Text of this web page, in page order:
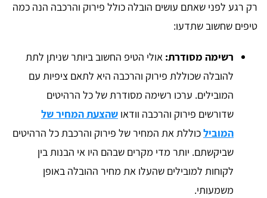
רק רגע לפני שאתם עושים הובלה כולל פירוק והרכבה הנה כמה
טיפים שחשוב שתדעו:
רשימה מסודרת: אולי הטיפ החשוב ביותר שניתן לתת
להובלה שכוללת פירוק והרכבה היא לתאם ציפיות עם
המובילים. ערכו רשימה מסודרת של כל הרהיטים
שדורשים פירוק והרכבה וודאו שהצעת המחיר של
המובילכוללת את המחיר של פירוק והרכבת כל הרהיטים
שביקשתם. יותר מדי מקרים שבהם היו אי הבנות בין
לקוחות למובילים שהעלו את מחיר ההובלה באופן
משמעותי.